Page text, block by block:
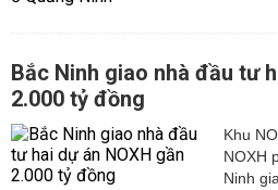
Bắc Ninh giao nhà đầu tư
2.000 tỷ đồng
Khu
NOXH
Ninh